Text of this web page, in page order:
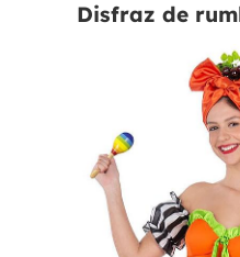
Disfraz de